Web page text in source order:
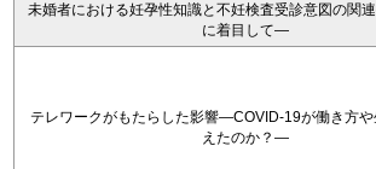
未婚者における妊孕性知識と不妊検査受診意図の関
に着目して―
テレワークがもたらした影響―COVID-19が働き方
えたのか？―